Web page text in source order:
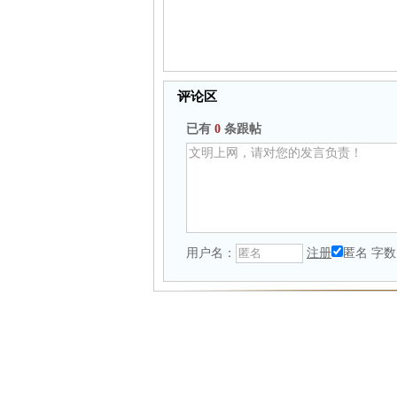
评论区
已有 0 条跟帖
用户名： 注册 匿名 字